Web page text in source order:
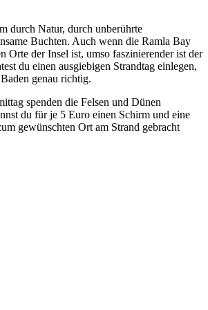
durch Natur, durch unberührte
Buchten. Auch wenn die Ramla Bay
Orte der Insel ist, umso faszinierender ist der
du einen ausgiebigen Strandtag einlegen,
genau richtig.
spenden die Felsen und Dünen
du für je 5 Euro einen Schirm und eine
gewünschten Ort am Strand gebracht